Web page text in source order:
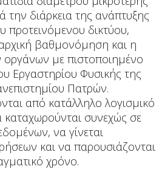
την διάρκεια της ανάπτυξης
προτεινόμενου δικτύου,
βαθμονόμηση και η
με πιστοποιημένο
Εργαστηρίου Φυσικής της
Πατρών.
από κατάλληλο λογισμικό
καταχωρούνται συνεχώς σε
να γίνεται
και να παρουσιάζονται
χρόνο.